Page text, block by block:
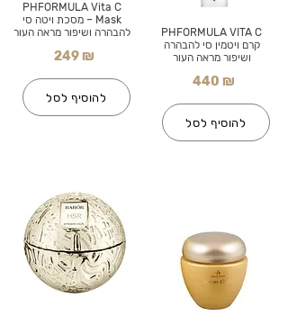
PHFORMULA Vita C
Mask – מסכת ויטה סי
להבהרה ושיפור מראה העור
249 ₪
להוסיף לסל
PHFORMULA VITA C
קרם ויטמין סי להבהרה
ושיפור מראה העור
440 ₪
להוסיף לסל